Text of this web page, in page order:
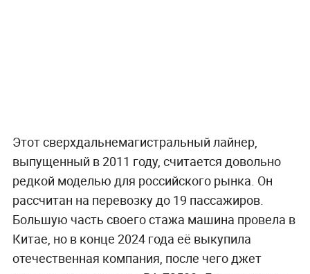
Этот сверхдальнемагистральный лайнер,
выпущенный в 2011 году, считается довольно
редкой моделью для российского рынка. Он
рассчитан на перевозку до 19 пассажиров.
Большую часть своего стажа машина провела в
Китае, но в конце 2024 года её выкупила
отечественная компания, после чего джет